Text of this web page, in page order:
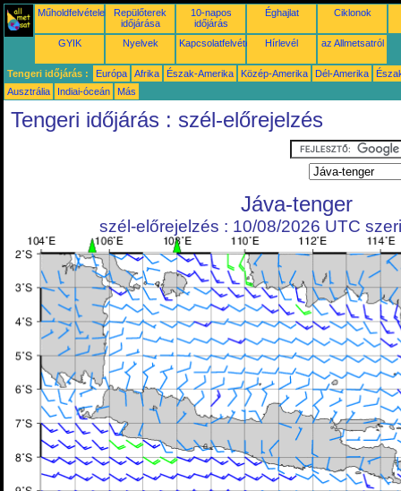
Műholdfelvételek
Repülőterek
időjárása
10-napos
időjárás
Éghajlat Ciklonok
GYIK Nyelvek Kapcsolatfelvétel Hírlevél az Allmetsatról
Tengeri időjárás : Európa Afrika Észak-Amerika Közép-Amerika Dél-Amerika
Ausztrália
Indiai-óceán Más
Tengeri időjárás : szél-előrejelzés
Jáva-tenger
szél-előrejelzés : 10/08/2026 UTC